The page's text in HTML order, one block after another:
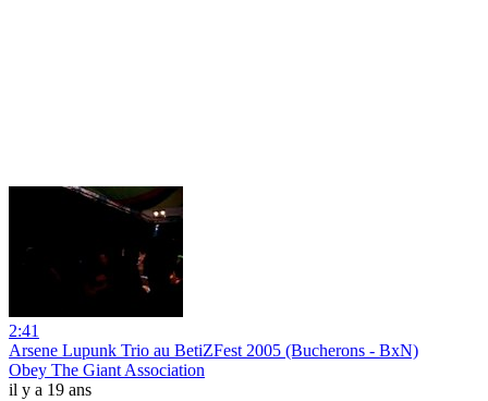
2:41
Arsene Lupunk Trio au BetiZFest 2005 (Bucherons - BxN)
Obey The Giant Association
il y a 19 ans